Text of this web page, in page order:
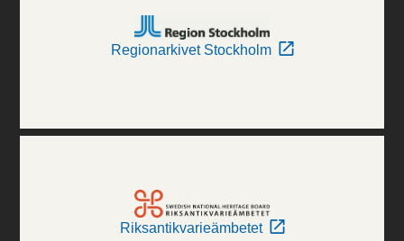
Regionarkivet Stockholm
Riksantikvarieämbetet